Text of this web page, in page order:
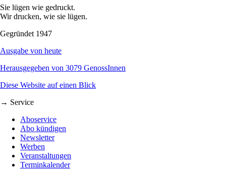
Sie lügen wie gedruckt.
Wir drucken, wie sie lügen.
Gegründet 1947
Ausgabe von heute
Herausgegeben von 3079 GenossInnen
Diese Website auf einen Blick
→ Service
Aboservice
Abo kündigen
Newsletter
Werben
Veranstaltungen
Terminkalender